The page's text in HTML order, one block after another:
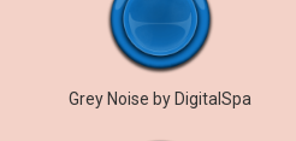
Grey Noise by DigitalSpa